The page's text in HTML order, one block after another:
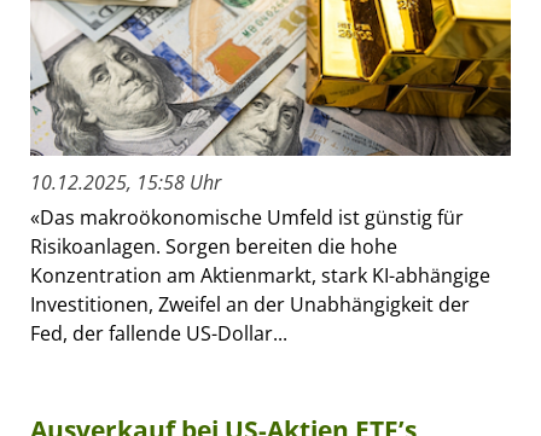
10.12.2025, 15:58 Uhr
«Das makroökonomische Umfeld ist günstig für
Risikoanlagen. Sorgen bereiten die hohe
Konzentration am Aktienmarkt, stark KI-abhängige
Investitionen, Zweifel an der Unabhängigkeit der
Fed, der fallende US-Dollar...